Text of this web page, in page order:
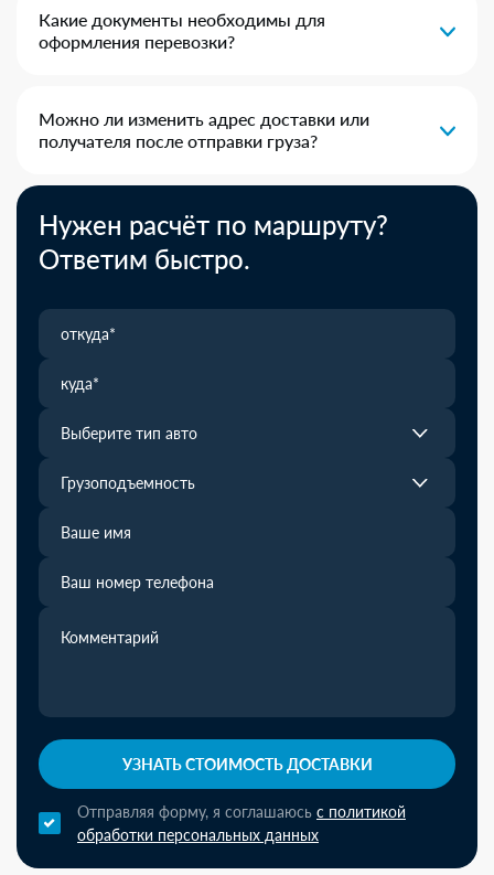
Какие документы необходимы для
оформления перевозки?
Можно ли изменить адрес доставки или
получателя после отправки груза?
Нужен расчёт по маршруту?
Ответим быстро.
Выберите тип авто
Грузоподъемность
УЗНАТЬ СТОИМОСТЬ ДОСТАВКИ
Отправляя форму, я соглашаюсь с политикой
обработки персональных данных